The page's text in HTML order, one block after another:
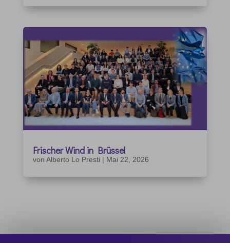
Frischer Wind in Brüssel
von Alberto Lo Presti | Mai 22, 2026